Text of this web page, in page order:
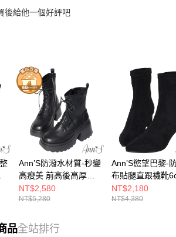
後給他一個好評吧
Ann’S防潑水材質-秒變
高瘦美 前高後高厚底
綁帶神級短靴8.5cm-黑
NT$2,580
NT$5,280
Ann’S慾望巴黎-
布貼腿直跟襪靴
黑
NT$2,180
NT$4,380
品全站排行